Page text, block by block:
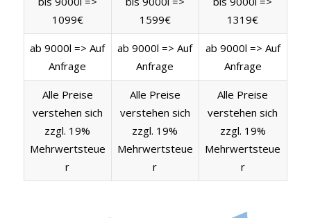
1099€
1599€
1319€
ab 9000l => Auf
Anfrage
ab 9000l => Auf
Anfrage
ab 9000l => Auf
Anfrage
Alle Preise
verstehen sich
zzgl. 19%
Mehrwertsteue
r
Alle Preise
verstehen sich
zzgl. 19%
Mehrwertsteue
r
Alle Preise
verstehen sich
zzgl. 19%
Mehrwertsteue
r